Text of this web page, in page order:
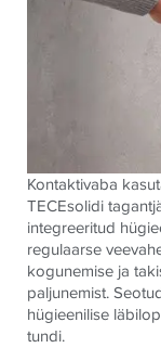
Kontaktivaba
TECEsolidi
integreeritud
regulaarse
kogunemise ja
paljunemist.
hügieenilise
tundi.